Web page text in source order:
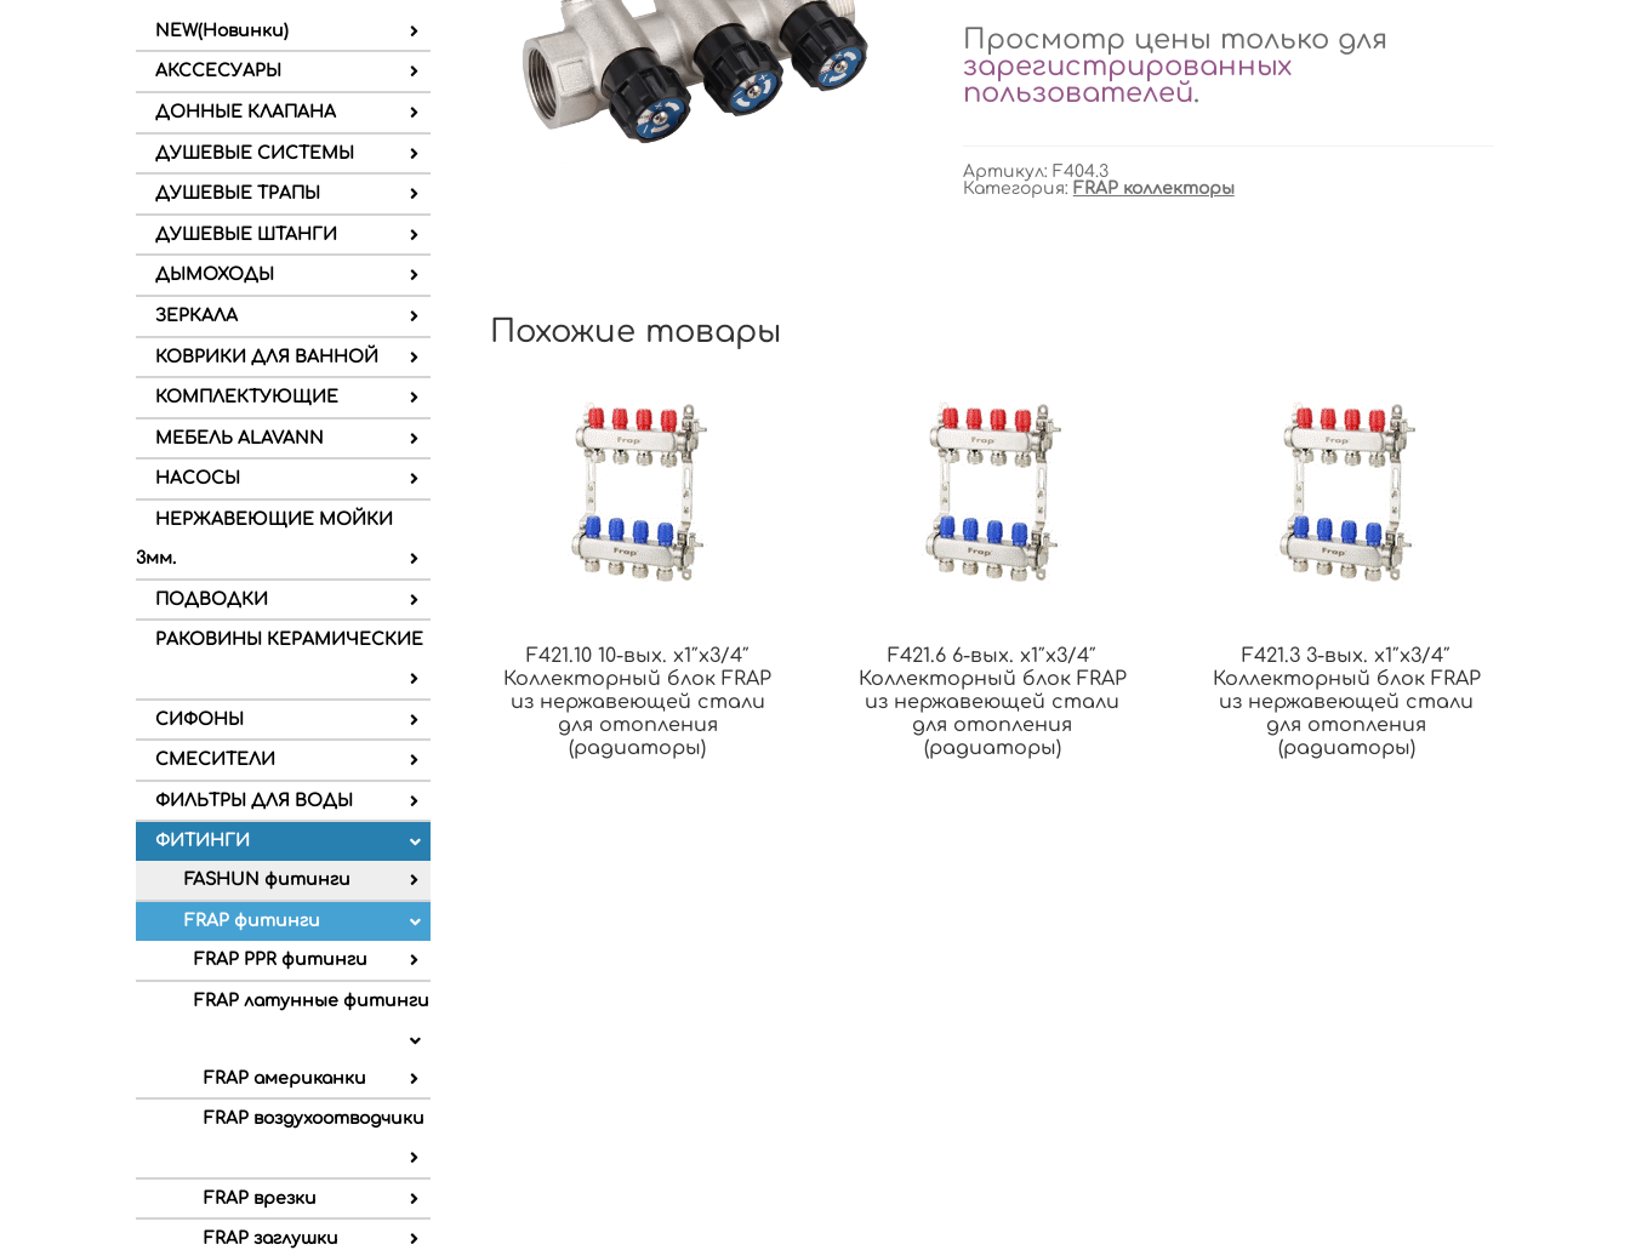
NEW(Новинки)
АКССЕСУАРЫ
ДОННЫЕ КЛАПАНА
ДУШЕВЫЕ СИСТЕМЫ
ДУШЕВЫЕ ТРАПЫ
ДУШЕВЫЕ ШТАНГИ
ДЫМОХОДЫ
ЗЕРКАЛА
КОВРИКИ ДЛЯ ВАННОЙ
КОМПЛЕКТУЮЩИЕ
МЕБЕЛЬ ALAVANN
НАСОСЫ
НЕРЖАВЕЮЩИЕ МОЙКИ
3мм.
ПОДВОДКИ
РАКОВИНЫ КЕРАМИЧЕСКИЕ
СИФОНЫ
СМЕСИТЕЛИ
ФИЛЬТРЫ ДЛЯ ВОДЫ
ФИТИНГИ
FASHUN фитинги
FRAP фитинги
FRAP PPR фитинги
FRAP латунные фитинги
FRAP американки
FRAP воздухоотводчики
FRAP врезки
FRAP заглушки
Просмотр цены только для
зарегистрированных
пользователей.
Артикул: F404.3
Категория: FRAP коллекторы
Похожие товары
F421.10 10-вых. x1″x3/4″
Коллекторный блок FRAP
из нержавеющей стали
для отопления
(радиаторы)
F421.6 6-вых. x1″x3/4″
Коллекторный блок FRAP
из нержавеющей стали
для отопления
(радиаторы)
F421.3 3-вых. x1″x3/4″
Коллекторный блок FRAP
из нержавеющей стали
для отопления
(радиаторы)